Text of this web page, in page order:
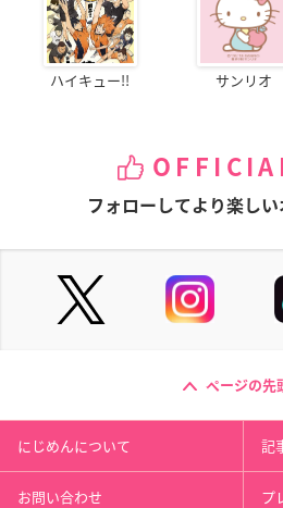
ハイキュー!! サンリオ
フォローしてより楽しい
ページの先
にじめんについて 記
お問い合わせ プ